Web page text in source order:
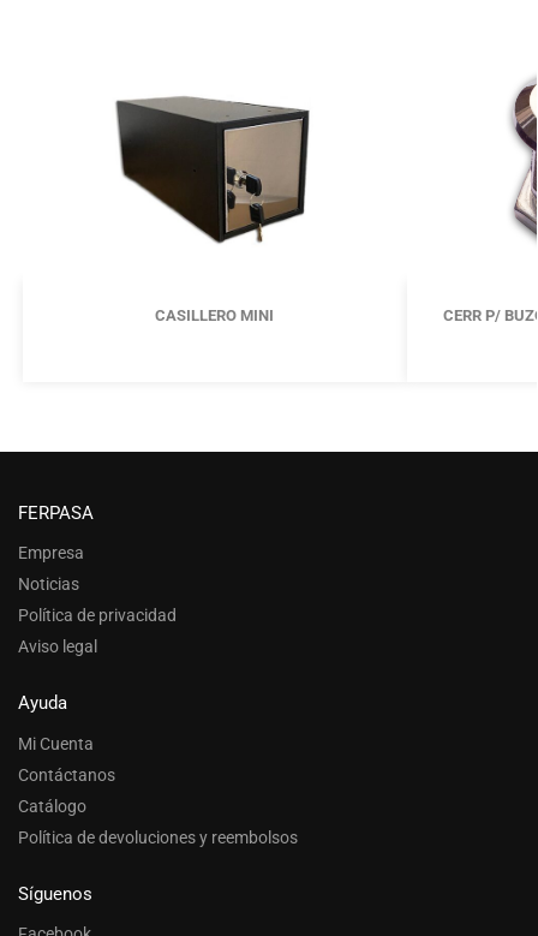
CASILLERO MINI CERR P/
FERPASA
Empresa
Noticias
Política de privacidad
Aviso legal
Ayuda
Mi Cuenta
Contáctanos
Catálogo
Política de devoluciones y reembolsos
Síguenos